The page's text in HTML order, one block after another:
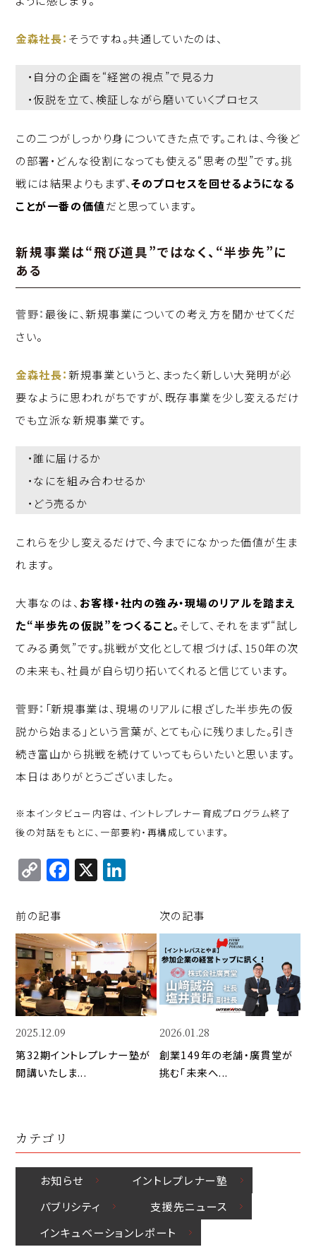
金森社長： そうですね。共通していたのは、
・自分の企画を“経営の視点”で見る力
・仮説を立て、検証しながら磨いていくプロセス
この二つがしっかり身についてきた点です。これは、今後ど
の部署・どんな役割になっても使える“思考の型”です。挑
戦には結果よりもまず、そのプロセスを回せるようになる
ことが一番の価値だと思っています。
新規事業は“飛び道具”ではなく、“半歩先”に
ある
菅野：最後に、新規事業についての考え方を聞かせてくだ
さい。
金森社長：新規事業というと、まったく新しい大発明が必
要なように思われがちですが、既存事業を少し変えるだけ
でも立派な新規事業です。
・誰に届けるか
・なにを組み合わせるか
・どう売るか
これらを少し変えるだけで、今までになかった価値が生ま
れます。
大事なのは、 お客様・社内の強み・現場のリアルを踏まえ
た“半歩先の仮説”をつくること。そして、それをまず“試し
てみる勇気”です。挑戦が文化として根づけば、150年の次
の未来も、社員が自ら切り拓いてくれると信じています。
菅野： 「新規事業は、現場のリアルに根ざした半歩先の仮
説から始まる」という言葉が、とても心に残りました。引き
続き富山から挑戦を続けていってもらいたいと思います。
本日はありがとうございました。
※本インタビュー内容は、イントレプレナー育成プログラム終了
後の対話をもとに、一部要約・再構成しています。
C
p
y
Li
n
k
F
e
b
o
o
X
e
d
I
n
前の記事
2025.12.09
第32期イントレプレナー塾が
開講いたしま...
次の記事
2026.01.28
創業149年の老舗・廣貫堂が
挑む「未来へ...
カテゴリ
お知らせ
イントレプレナー塾
パブリシティ
⽀援先ニュース
インキュベーションレポート